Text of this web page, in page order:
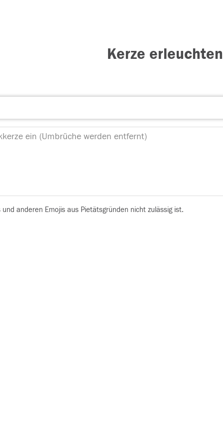
Kerze erleuchten
anderen Emojis aus Pietätsgründen nicht zulässig ist.